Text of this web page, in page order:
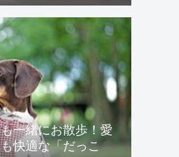
一緒にお散歩！愛
快適な「だっこ